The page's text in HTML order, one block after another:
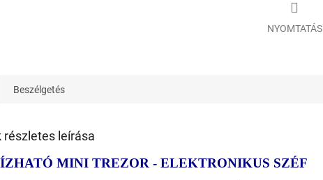
NYOMTATÁS
Beszélgetés
részletes leírása
MINI TREZOR - ELEKTRONIKUS SZÉF